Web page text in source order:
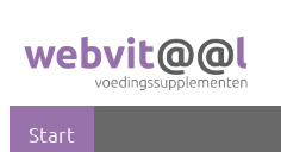
Start